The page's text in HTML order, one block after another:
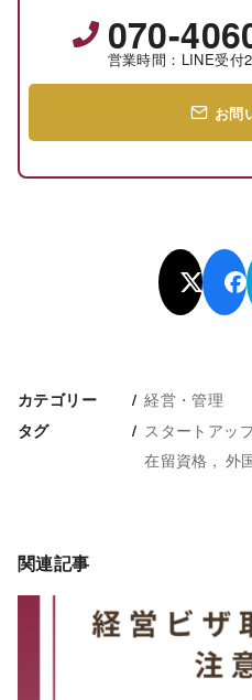
070-
営業時間：LINE受付
お問
カテゴリー 経営・管理
タグ スタートアッ
在留資格
外
関連記事